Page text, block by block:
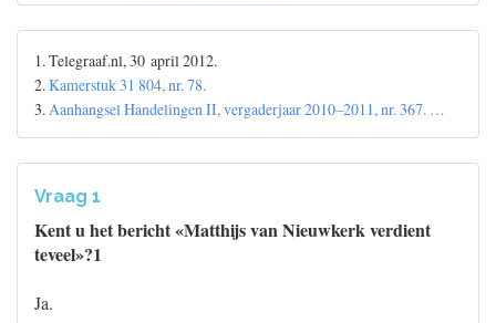
1. Telegraaf.nl, 30 april 2012.
2.Kamerstuk 31 804, nr. 78.
3.Aanhangsel Handelingen II, vergaderjaar 2010–2011, nr. 367. …
Vraag 1
Kent u het bericht «Matthijs van Nieuwkerk verdient
teveel»?1
Ja.